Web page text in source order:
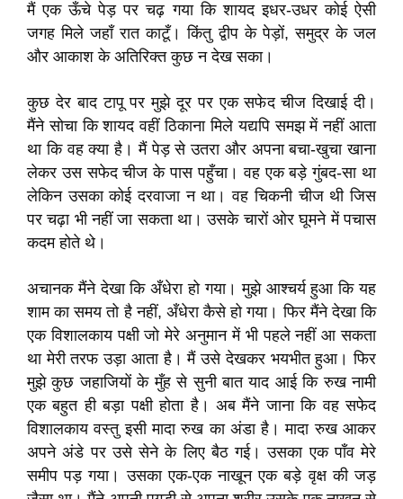
मैं एक ऊँचे पेड़ पर चढ़ गया कि शायद इधर-उधर कोई ऐसी
जगह मिले जहाँ रात काटूँ। किंतु द्वीप के पेड़ों, समुद्र के जल
और आकाश के अतिरिक्त कुछ न देख सका।
कुछ देर बाद टापू पर मुझे दूर पर एक सफेद चीज दिखाई दी।
मैंने सोचा कि शायद वहीं ठिकाना मिले यद्यपि समझ में नहीं आता
था कि वह क्या है। मैं पेड़ से उतरा और अपना बचा-खुचा खाना
लेकर उस सफेद चीज के पास पहुँचा। वह एक बड़े गुंबद-सा था
लेकिन उसका कोई दरवाजा न था। वह चिकनी चीज थी जिस
पर चढ़ा भी नहीं जा सकता था। उसके चारों ओर घूमने में पचास
कदम होते थे।
अचानक मैंने देखा कि अँधेरा हो गया। मुझे आश्चर्य हुआ कि यह
शाम का समय तो है नहीं, अँधेरा कैसे हो गया। फिर मैंने देखा कि
एक विशालकाय पक्षी जो मेरे अनुमान में भी पहले नहीं आ सकता
था मेरी तरफ उड़ा आता है। मैं उसे देखकर भयभीत हुआ। फिर
मुझे कुछ जहाजियों के मुँह से सुनी बात याद आई कि रुख नामी
एक बहुत ही बड़ा पक्षी होता है। अब मैंने जाना कि वह सफेद
विशालकाय वस्तु इसी मादा रुख का अंडा है। मादा रुख आकर
अपने अंडे पर उसे सेने के लिए बैठ गई। उसका एक पाँव मेरे
समीप पड़ गया। उसका एक-एक नाखून एक बड़े वृक्ष की जड़